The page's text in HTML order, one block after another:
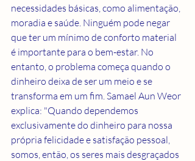
necessidades básicas, como alimentação,
moradia e saúde. Ninguém pode negar
que ter um mínimo de conforto material
é importante para o bem-estar. No
entanto, o problema começa quando o
dinheiro deixa de ser um meio e se
transforma em um fim. Samael Aun Weor
explica: "Quando dependemos
exclusivamente do dinheiro para nossa
própria felicidade e satisfação pessoal,
somos, então, os seres mais desgraçados